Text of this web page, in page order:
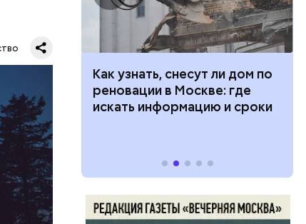
— в
при
может
нужны
Как узнать, снесут ли дом по
реновации в Москве: где
искать информацию и сроки